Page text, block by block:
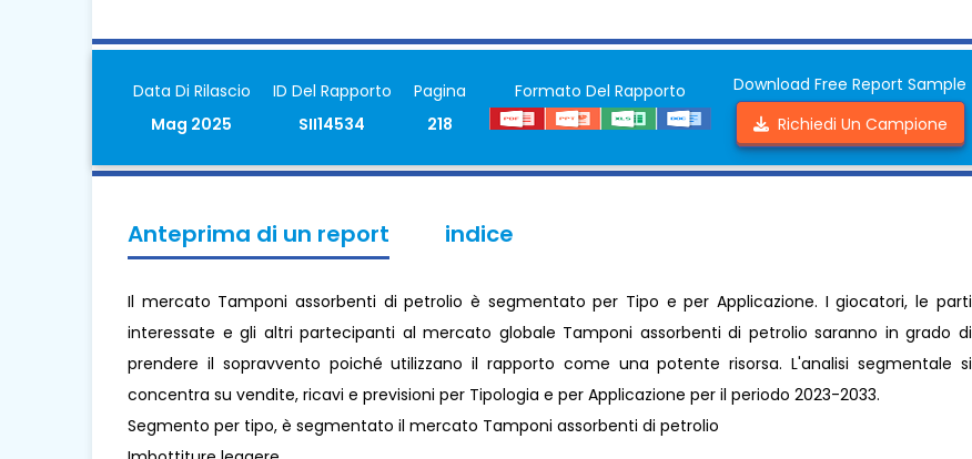
Data Di Rilascio
Mag 2025
ID Del Rapporto
SII14534
Pagina
218
Formato Del Rapporto
Download Free Report Sample
Richiedi Un Campione
Anteprima di un report indice
Il mercato Tamponi assorbenti di petrolio è segmentato per Tipo e per Applicazione. I giocatori, le parti
interessate e gli altri partecipanti al mercato globale Tamponi assorbenti di petrolio saranno in grado di
prendere il sopravvento poiché utilizzano il rapporto come una potente risorsa. L'analisi segmentale si
concentra su vendite, ricavi e previsioni per Tipologia e per Applicazione per il periodo 2023-2033.
Segmento per tipo, è segmentato il mercato Tamponi assorbenti di petrolio